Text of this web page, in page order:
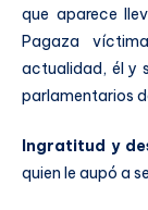
que aparece
Pagaza
actualidad, él y
parlamentarios
Ingratitud y
quien le aupó a